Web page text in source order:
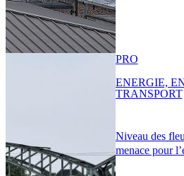
Niveau des
menace pour
PRO
ENERGIE,
TRANSPORT